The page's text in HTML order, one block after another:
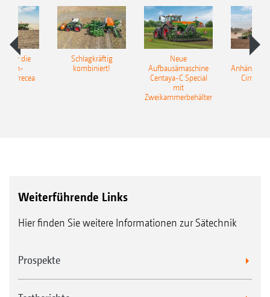
für die
Precea
Schlagkräftig
kombiniert!
Neue
Aufbausämaschine
Centaya-C Special
mit
Zweikammerbehälter
Cirrus
Weiterführende Links
Hier finden Sie weitere Informationen zur Sätechnik
Prospekte